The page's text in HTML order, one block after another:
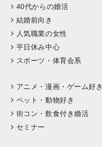
40代からの婚活
結婚前向き
人気職業の女性
平日休み中心
スポーツ・体育会系
アニメ・漫画・ゲーム好き
ペット・動物好き
街コン・飲食付き婚活
セミナー